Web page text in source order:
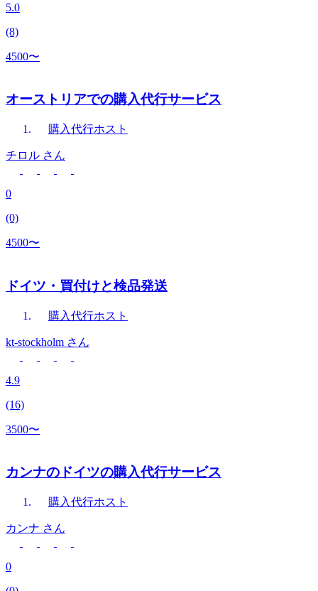
5.0
(8)
4500〜
オーストリアでの購入代行サービス
購入代行ホスト
チロル さん
0
(0)
4500〜
ドイツ・買付けと検品発送
購入代行ホスト
kt-stockholm さん
4.9
(16)
3500〜
カンナのドイツの購入代行サービス
購入代行ホスト
カンナ さん
0